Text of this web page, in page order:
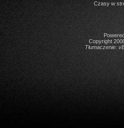
Czasy w
Copyright
Tłumaczenie: